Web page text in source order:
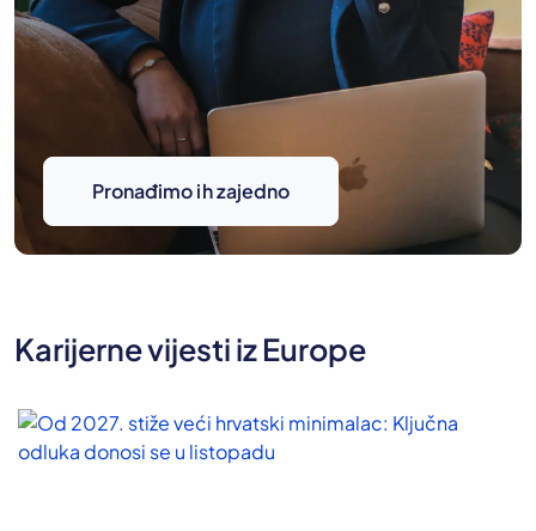
Pronađimo ih zajedno
Karijerne vijesti iz Europe